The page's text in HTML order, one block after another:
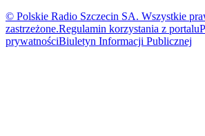
© Polskie Radio Szczecin SA. Wszystkie
zastrzeżone.Regulamin korzystania z portalu
prywatnościBiuletyn Informacji Publicznej